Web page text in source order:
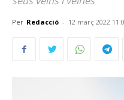
Per Redacció - 12 març 2022